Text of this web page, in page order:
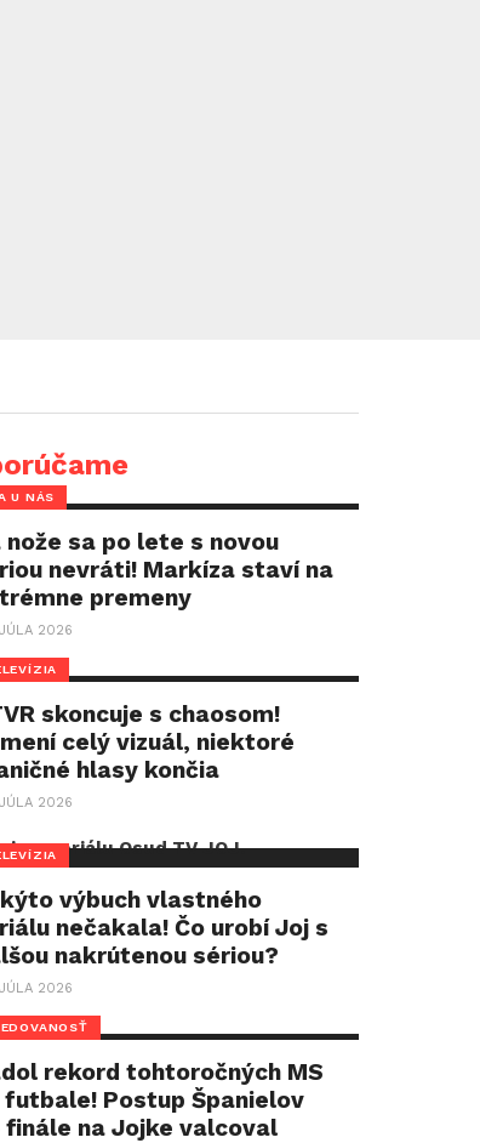
U NÁS
nože sa po lete s novou
nevráti! Markíza staví na
premeny
2026
skoncuje s chaosom!
celý vizuál, niektoré
hlasy končia
2026
výbuch vlastného
nečakala! Čo urobí Joj s
nakrútenou sériou?
2026
rekord tohtoročných MS
futbale! Postup Španielov
finále na Jojke valcoval